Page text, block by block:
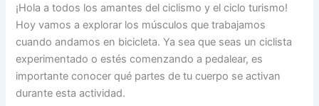
¡Hola a todos los amantes del ciclismo y el ciclo turismo!
Hoy vamos a explorar los músculos que trabajamos
cuando andamos en bicicleta. Ya sea que seas un ciclista
experimentado o estés comenzando a pedalear, es
importante conocer qué partes de tu cuerpo se activan
durante esta actividad.